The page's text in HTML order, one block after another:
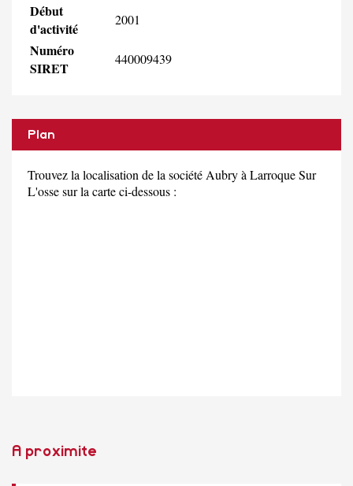
Début
d'activité
2001
Numéro
SIRET
440009439
Plan
Trouvez la localisation de la société Aubry à Larroque Sur
L'osse sur la carte ci-dessous :
A proximite